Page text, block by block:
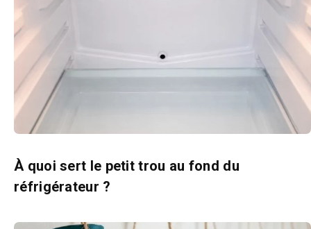
À quoi sert le petit trou au fond du
réfrigérateur ?